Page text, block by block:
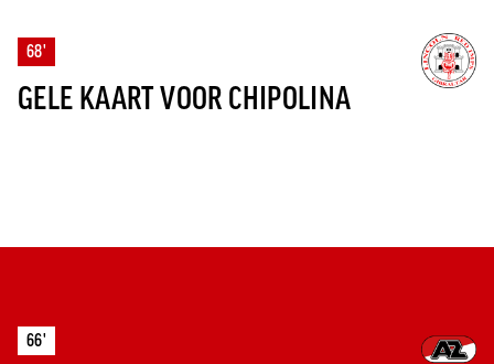
68'
GELE KAART VOOR CHIPOLINA
66'